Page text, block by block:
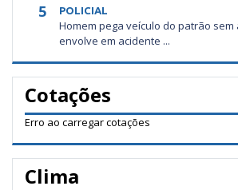
5 POLICIAL
Homem pega veículo do patrão
envolve em acidente ...
Cotações
Erro ao carregar cotações
Clima